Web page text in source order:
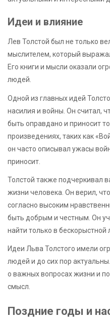
Идеи и влияние
Лев Толстой был не только
мыслителем, который
Его книги и мысли оказали
людей.
Одной из главных идей
насилия и войны. Он считал,
быть оправдано и приносит
произведениях, таких как
он часто описывал ужасы
приносит.
Толстой также подчеркивал
жизни человека. Он верил,
согласно высоким
быть добрым и честным. Он
найти только в
Идеи Льва Толстого имели
людей и до сих пор
о важных вопросах жизни и
смысл.
Поздние годы и